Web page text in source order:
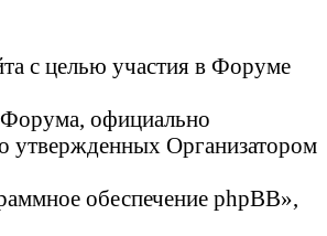
с целью участия в Форуме
Форума, официально
утвержденных Организатором
обеспечение phpBB»,